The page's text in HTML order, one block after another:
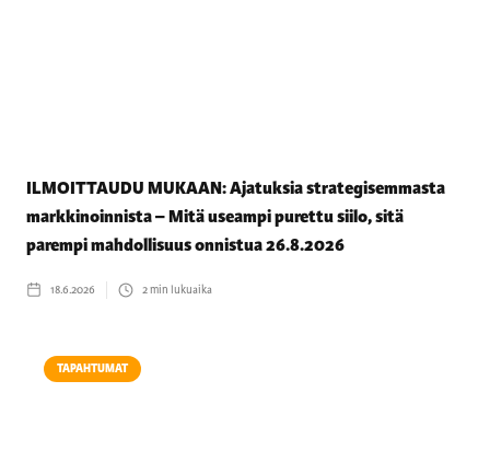
ILMOITTAUDU MUKAAN: Ajatuksia strategisemmasta
markkinoinnista – Mitä useampi purettu siilo, sitä
parempi mahdollisuus onnistua 26.8.2026
18.6.2026 2min lukuaika
TAPAHTUMAT